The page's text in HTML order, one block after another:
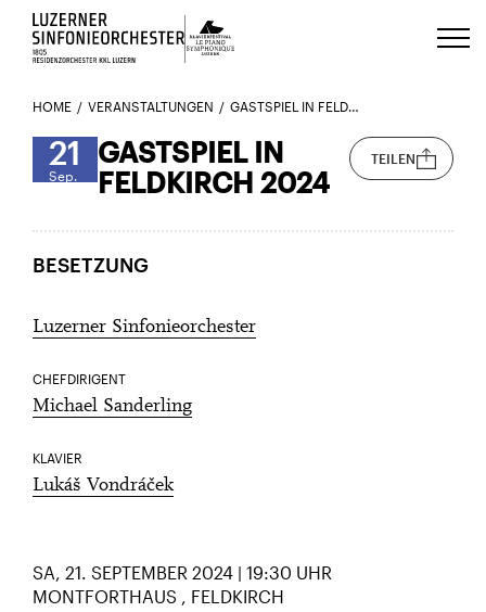
Luzerns Klavierfestival «Le Piano
HOME VERANSTALTUNGEN GASTSPIEL IN FELDKIRCH 2024
21
Sep.
GASTSPIEL IN
FELDKIRCH 2024
TEILEN
BESETZUNG
Luzerner Sinfonieorchester
CHEFDIRIGENT
Michael Sanderling
KLAVIER
Lukáš Vondráček
SA, 21. SEPTEMBER 2024 | 19:30 UHR
MONTFORTHAUS
FELDKIRCH